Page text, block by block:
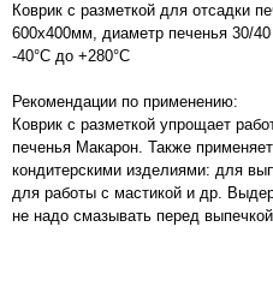
Коврик с разметкой для отсадки
600х400мм, диаметр печенья 30/
-40°С до +280°С
Рекомендации по применению:
Коврик с разметкой упрощает
печенья Макарон. Также
кондитерскими изделиями: для
для работы с мастикой и др.
не надо смазывать перед